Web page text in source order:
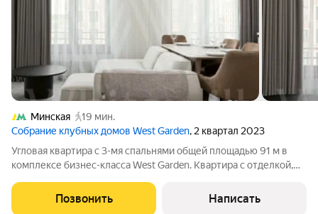
Минская
19 мин.
Cобрание клубных домов West Garden, 2 квартал 2023
Угловая квартира с 3-мя спальнями общей площадью 91 м в
комплексе бизнес-класса West Garden. Квартира с отделкой,
на 4-м этаже в корпусе 14. Благодаря большим окнам и
высоким потолкам
Позвонить Написать